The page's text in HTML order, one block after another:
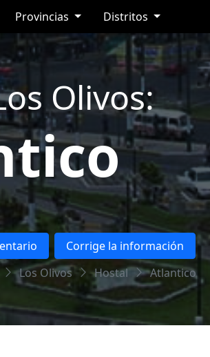
Provincias Distritos
Olivos:
Corrige la información
Los Olivos Hostal Atlantico